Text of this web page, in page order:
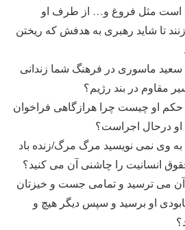
است مثل فروغ و… از طرف او
تا شاید رهبری به هدفش که ریختن
سعید ماسوری در فرهنگ شما زندانی
مقاوم در بند رژیم؟
حکم او چیست چرا هرازگاهی فراخوان
او درحال اجراست؟
وی نمی نویسید مرگ مرگ/زنده باد
انسانیت را چاشنی آن می کنید؟
آن می ترسید و تمامی جست و خیزتان
او برسید و سپس دیگر هیچ و